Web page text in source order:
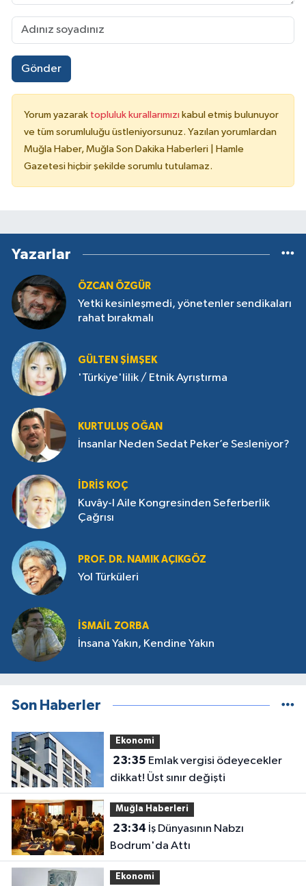
Gönder
Yorum yazarak topluluk kurallarımızı kabul etmiş bulunuyor
ve tüm sorumluluğu üstleniyorsunuz. Yazılan yorumlardan
Muğla Haber, Muğla Son Dakika Haberleri | Hamle
Gazetesi hiçbir şekilde sorumlu tutulamaz.
Yazarlar
ÖZCAN ÖZGÜR
Yetki kesinleşmedi, yönetenler sendikaları
rahat bırakmalı
GÜLTEN ŞIMŞEK
'Türkiye'lilik / Etnik Ayrıştırma
KURTULUŞ OĞAN
İnsanlar Neden Sedat Peker’e Sesleniyor?
İDRIS KOÇ
Kuvây-I Aile Kongresinden Seferberlik
Çağrısı
PROF. DR. NAMIK AÇIKGÖZ
Yol Türküleri
İSMAIL ZORBA
İnsana Yakın, Kendine Yakın
Son Haberler
Ekonomi
23:35
dikkat! Üst sınır değişti
Muğla Haberleri
23:34
Bodrum'da Attı
Ekonomi